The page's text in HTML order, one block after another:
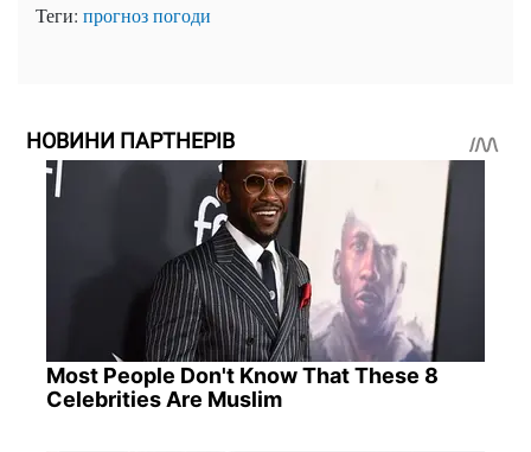
Теги: прогноз погоди
НОВИНИ ПАРТНЕРІВ
Most People Don't Know That These 8
Celebrities Are Muslim